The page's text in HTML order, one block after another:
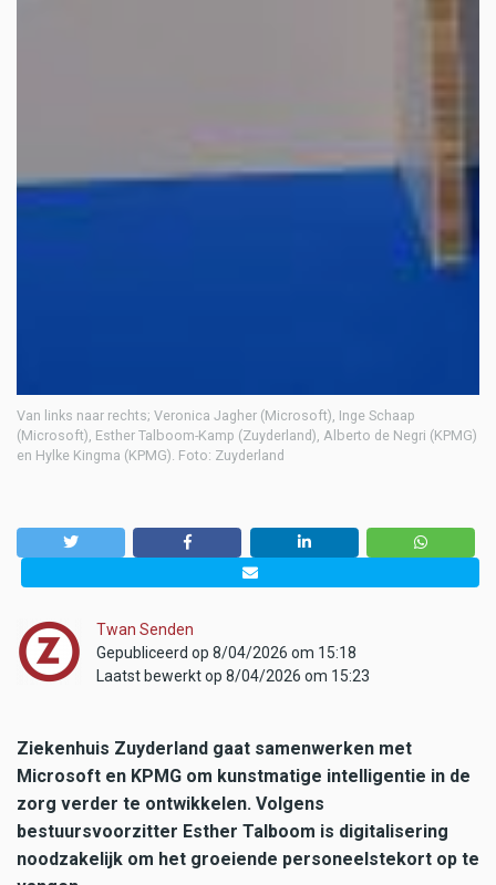
Van links naar rechts; Veronica Jagher (Microsoft), Inge Schaap
(Microsoft), Esther Talboom-Kamp (Zuyderland), Alberto de Negri (KPMG)
en Hylke Kingma (KPMG). Foto: Zuyderland
Twan Senden
Gepubliceerd op 8/04/2026 om 15:18
Laatst bewerkt op 8/04/2026 om 15:23
Ziekenhuis Zuyderland gaat samenwerken met
Microsoft en KPMG om kunstmatige intelligentie in de
zorg verder te ontwikkelen. Volgens
bestuursvoorzitter Esther Talboom is digitalisering
noodzakelijk om het groeiende personeelstekort op te